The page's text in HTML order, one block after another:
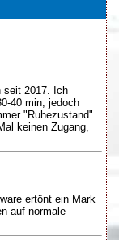
seit 2017. Ich
40 min, jedoch
"Ruhezustand"
keinen Zugang,
ertönt ein Mark
auf normale